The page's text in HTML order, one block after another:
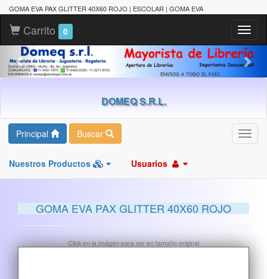
GOMA EVA PAX GLITTER 40X60 ROJO | ESCOLAR | GOMA EVA
Carrito 0
DOMEQ S.R.L.
Principal Buscar
Nuestros Productos Usuarios
GOMA EVA PAX GLITTER 40X60 ROJO
Click en la imágen para ver en tamaño original